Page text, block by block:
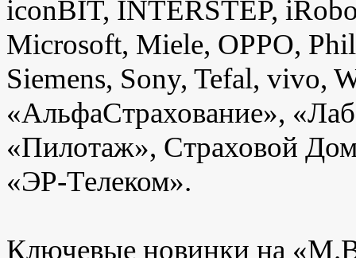
iconBIT, INTERSTEP,
Microsoft, Miele, OPPO,
Siemens, Sony, Tefal, vivo,
«АльфаСтрахование»,
«Пилотаж», Страховой
«ЭР-Телеком».
Ключевые новинки на